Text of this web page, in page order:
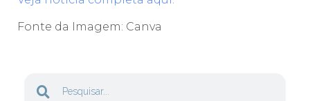
Fonte da Imagem: Canva